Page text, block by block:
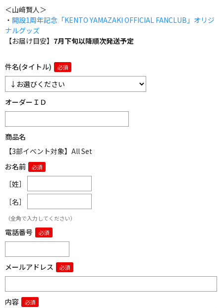
＜山﨑賢人＞
・ 開設1周年記念「KENTO YAMAZAKI OFFICIAL FANCLUB」オリジ
ナルグッズ
【お届け目安】 7月下旬以降順次発送予定
件名(タイトル)
オーダーＩＤ
商品名
【3部イベント対象】All Set
お名前
［姓］
［名］
（全角で入力してください）
電話番号
メールアドレス
内容